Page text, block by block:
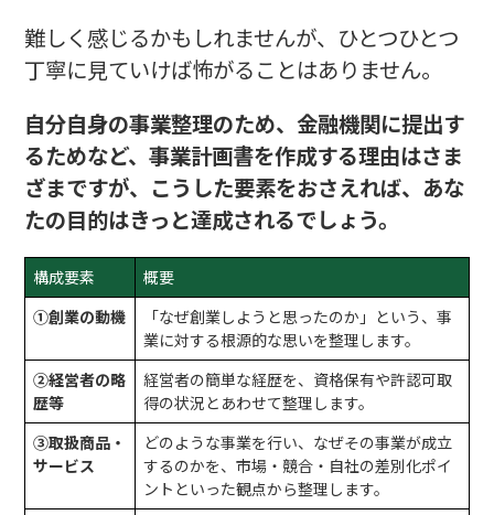
難しく感じるかもしれませんが、ひとつひとつ
丁寧に見ていけば怖がることはありません。
自分自身の事業整理のため、金融機関に提出す
るためなど、事業計画書を作成する理由はさま
ざまですが、こうした要素をおさえれば、あな
たの目的はきっと達成されるでしょう。
構成要素
概要
①創業の動機
「なぜ創業しようと思ったのか」という、事
業に対する根源的な思いを整理します。
②経営者の略
歴等
経営者の簡単な経歴を、資格保有や許認可取
得の状況とあわせて整理します。
③取扱商品・
サービス
どのような事業を行い、なぜその事業が成立
するのかを、市場・競合・自社の差別化ポイ
ントといった観点から整理します。